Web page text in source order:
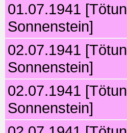
01.07.1941
Sonnenstein]
02.07.1941
Sonnenstein]
02.07.1941
Sonnenstein]